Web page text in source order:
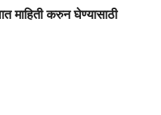
माहिती करुन घेण्यासाठी